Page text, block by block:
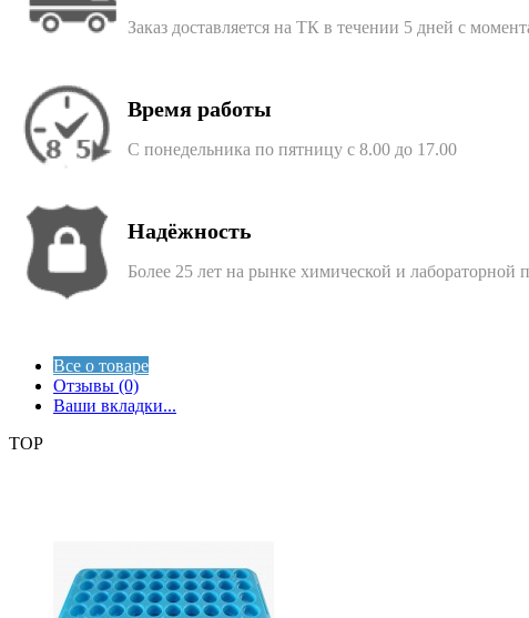
Заказ доставляется на ТК в течении 5 дней с
Время работы
С понедельника по пятницу с 8.00 до 17.00
Надёжность
Более 25 лет на рынке химической и лабораторной
Все о товаре
Отзывы (0)
Ваши вкладки...
TOP